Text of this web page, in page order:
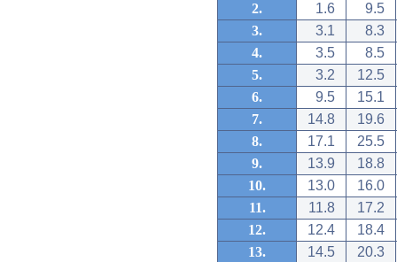
2.
1.6
9.5
3.
3.1
8.3
4.
3.5
8.5
5.
3.2
12.5
6.
9.5
15.1
7.
14.8
19.6
8.
17.1
25.5
9.
13.9
18.8
10.
13.0
16.0
11.
11.8
17.2
12.
12.4
18.4
13.
14.5
20.3